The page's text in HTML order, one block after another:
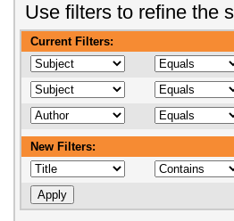
Use filters to refine the
Current Filters:
New Filters: